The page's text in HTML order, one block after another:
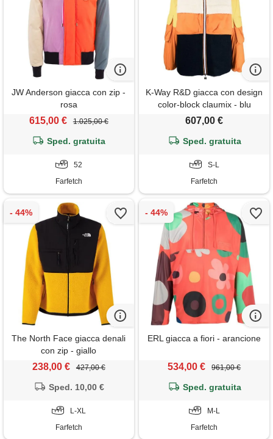
JW Anderson giacca con zip -
rosa
615,00 € 1.025,00 €
Sped. gratuita
52
Farfetch
K-Way R&D giacca con design
color-block claumix - blu
607,00 €
Sped. gratuita
S-L
Farfetch
The North Face giacca denali
con zip - giallo
238,00 € 427,00 €
Sped. 10,00 €
L-XL
Farfetch
ERL giacca a fiori - arancione
534,00 € 961,00 €
Sped. gratuita
M-L
Farfetch